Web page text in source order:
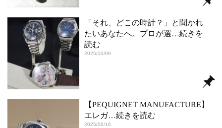
「それ、どこの時計？」と聞かれ
たいあなたへ。プロが選…続きを
読む
2025/10/09
【PEQUIGNET MANUFACTURE】
エレガ…続きを読む
2025/06/16